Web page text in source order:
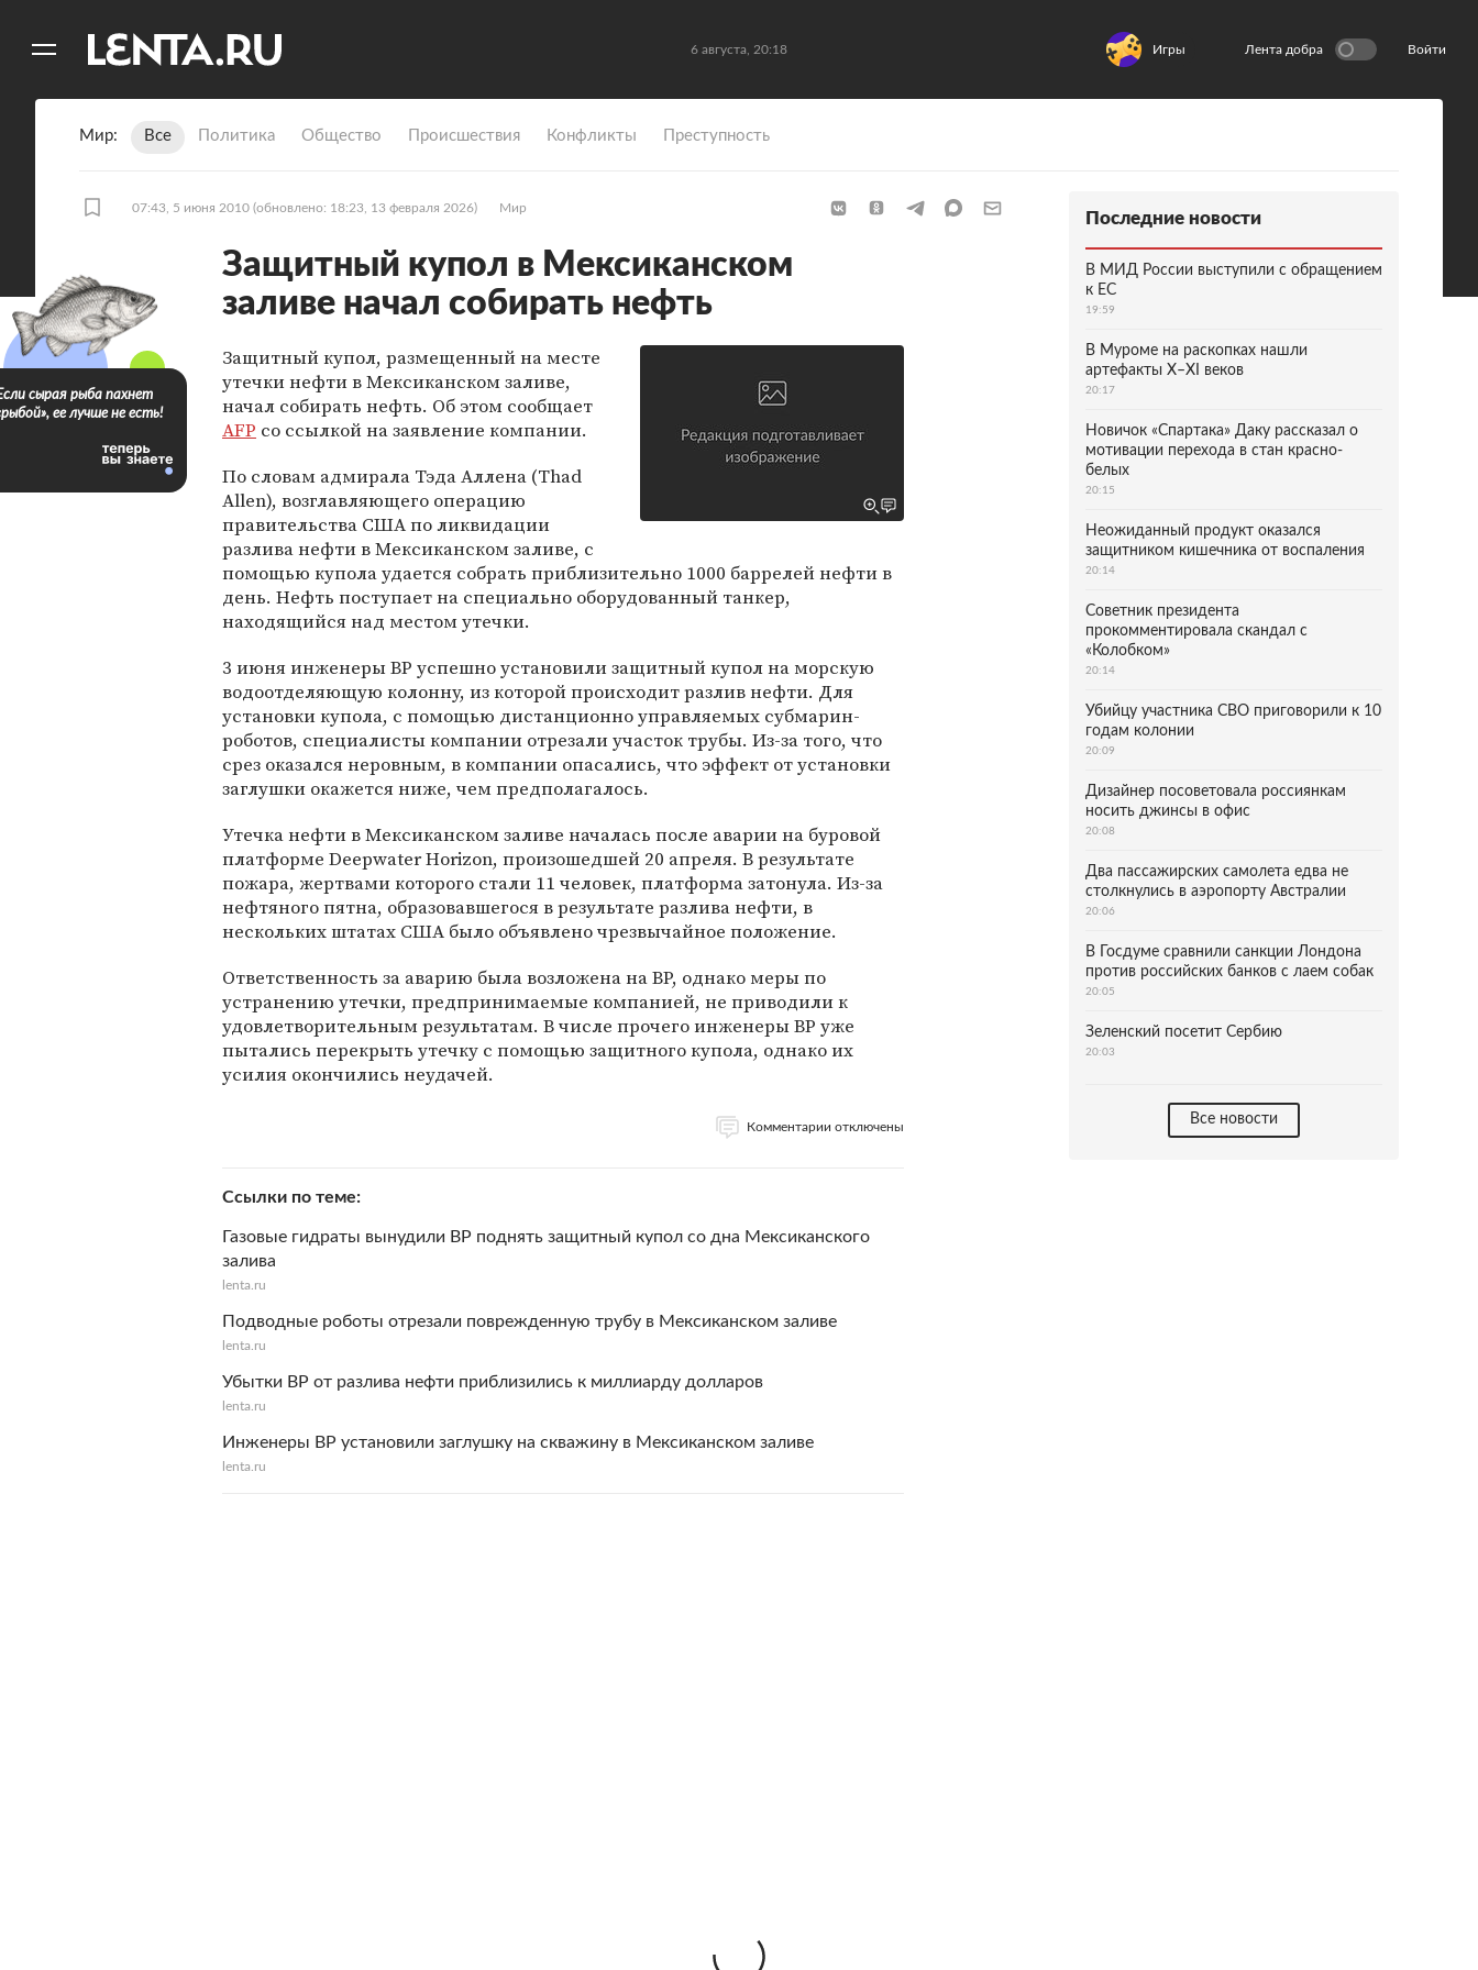
6 августа, 20:18 Игры Лента добра Войти
Мир Все Политика Общество Происшествия Конфликты Преступность
07:43, 5 июня 2010 (обновлено: 18:23, 13 февраля 2026) Мир
Защитный купол в Мексиканском
заливе начал собирать нефть
Защитный купол, размещенный на месте
утечки нефти в Мексиканском заливе,
начал собирать нефть. Об этом сообщает
AFP со ссылкой на заявление компании.
По словам адмирала Тэда Аллена (Thad
Allen), возглавляющего операцию
правительства США по ликвидации
разлива нефти в Мексиканском заливе, с
помощью купола удается собрать приблизительно 1000 баррелей нефти в
день. Нефть поступает на специально оборудованный танкер,
находящийся над местом утечки.
3 июня инженеры BP успешно установили защитный купол на морскую
водоотделяющую колонну, из которой происходит разлив нефти. Для
установки купола, с помощью дистанционно управляемых субмарин-
роботов, специалисты компании отрезали участок трубы. Из-за того, что
срез оказался неровным, в компании опасались, что эффект от установки
заглушки окажется ниже, чем предполагалось.
Утечка нефти в Мексиканском заливе началась после аварии на буровой
платформе Deepwater Horizon, произошедшей 20 апреля. В результате
пожара, жертвами которого стали 11 человек, платформа затонула. Из-за
нефтяного пятна, образовавшегося в результате разлива нефти, в
нескольких штатах США было объявлено чрезвычайное положение.
Ответственность за аварию была возложена на BP, однако меры по
устранению утечки, предпринимаемые компанией, не приводили к
удовлетворительным результатам. В числе прочего инженеры BP уже
пытались перекрыть утечку с помощью защитного купола, однако их
усилия окончились неудачей.
Комментарии отключены
Ссылки по теме
Газовые гидраты вынудили BP поднять защитный купол со дна Мексиканского
залива
lenta.ru
Подводные роботы отрезали поврежденную трубу в Мексиканском заливе
lenta.ru
Убытки ВР от разлива нефти приблизились к миллиарду долларов
lenta.ru
Инженеры BP установили заглушку на скважину в Мексиканском заливе
lenta.ru
сырая рыба пахнет
ее лучше не есть!
Последние новости
В МИД России выступили с обращением
к ЕС
19:59
В Муроме на раскопках нашли
артефакты X–XI веков
20:17
Новичок «Спартака» Даку рассказал о
мотивации перехода в стан красно-
белых
20:15
Неожиданный продукт оказался
защитником кишечника от воспаления
20:14
Советник президента
прокомментировала скандал с
«Колобком»
20:14
Убийцу участника СВО приговорили к 10
годам колонии
20:09
Дизайнер посоветовала россиянкам
носить джинсы в офис
20:08
Два пассажирских самолета едва не
столкнулись в аэропорту Австралии
20:06
В Госдуме сравнили санкции Лондона
против российских банков с лаем собак
20:05
Зеленский посетит Сербию
20:03
Все новости